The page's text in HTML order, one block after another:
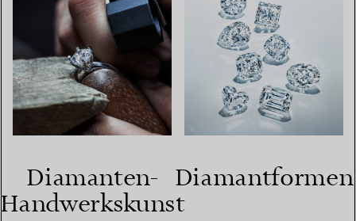
Diamanten-
Handwerkskunst
Diamantformen